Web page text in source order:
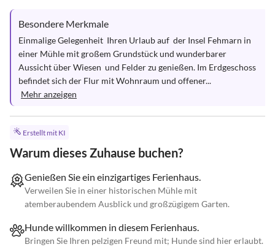
Besondere Merkmale
Einmalige Gelegenheit  Ihren Urlaub auf  der Insel Fehmarn in
einer Mühle mit großem Grundstück und wunderbarer
Aussicht über Wiesen  und Felder zu genießen. Im Erdgeschoss
befindet sich der Flur mit Wohnraum und offener...
Mehr anzeigen
Erstellt mit KI
Warum dieses Zuhause buchen?
Genießen Sie ein einzigartiges Ferienhaus.
Verweilen Sie in einer historischen Mühle mit
atemberaubendem Ausblick und großzügigem Garten.
Hunde willkommen in diesem Ferienhaus.
Bringen Sie Ihren pelzigen Freund mit; Hunde sind hier erlaubt.